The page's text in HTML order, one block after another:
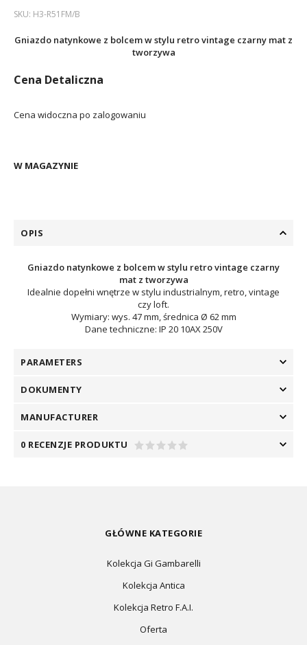
SKU: H3-R51FM/B
Gniazdo natynkowe z bolcem w stylu retro vintage czarny mat z
tworzywa
Cena Detaliczna
Cena widoczna po zalogowaniu
W MAGAZYNIE
OPIS
Gniazdo natynkowe z bolcem w stylu retro vintage czarny
mat z tworzywa
Idealnie dopełni wnętrze w stylu industrialnym, retro, vintage
czy loft.
Wymiary: wys. 47 mm, średnica Ø 62 mm
Dane techniczne: IP 20 10AX 250V
PARAMETERS
DOKUMENTY
MANUFACTURER
0 RECENZJE PRODUKTU
GŁÓWNE KATEGORIE
Kolekcja Gi Gambarelli
Kolekcja Antica
Kolekcja Retro F.A.I.
Oferta